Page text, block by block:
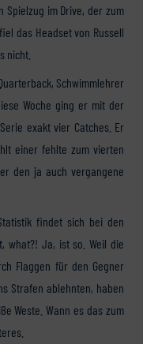
Spielzug im Drive, der zum
das Headset von Russell
nicht.
Schwimmlehrer
Woche ging er mit der
exakt vier Catches. Er
einer fehlte zum vierten
den ja auch vergangene
findet sich bei den
what?! Ja, ist so. Weil die
Flaggen für den Gegner
Strafen ablehnten, haben
Weste. Wann es das zum